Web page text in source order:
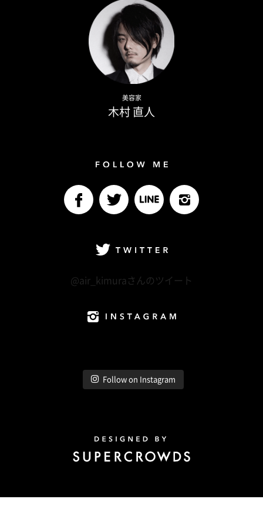
美容家
木村 直人
@air_kimuraさんのツイート
Follow on Instagram